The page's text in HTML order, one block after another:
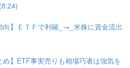
向】ＥＴＦで利確_→_米株に資金流出
】ETF事実売りも相場巧者は強気を